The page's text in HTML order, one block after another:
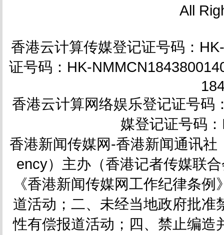
All
香港云计算传媒登记证号码：
证号码：HK-
香港云计算网络娱乐登记证号码
媒登记证号码
香港新闻传媒网-香港新闻通讯
ency）主办（香港记者传媒联
《香港新闻传媒网工作纪律条
道活动；二、未经当地政府批
性有偿报道活动；四、禁止编造